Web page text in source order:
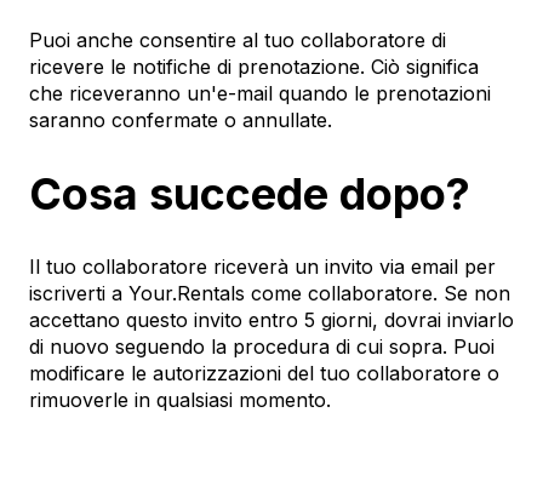
Puoi anche consentire al tuo collaboratore di
ricevere le notifiche di prenotazione. Ciò significa
che riceveranno un'e-mail quando le prenotazioni
saranno confermate o annullate.
Cosa succede dopo?
Il tuo collaboratore riceverà un invito via email per
iscriverti a Your.Rentals come collaboratore. Se non
accettano questo invito entro 5 giorni, dovrai inviarlo
di nuovo seguendo la procedura di cui sopra. Puoi
modificare le autorizzazioni del tuo collaboratore o
rimuoverle in qualsiasi momento.